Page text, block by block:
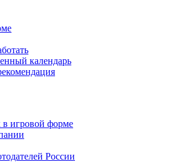
календарь
игровой форме
России